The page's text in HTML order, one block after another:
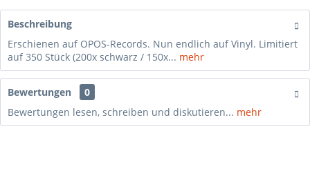
Beschreibung
Erschienen auf OPOS-Records. Nun endlich auf Vinyl. Limitiert
auf 350 Stück (200x schwarz / 150x... mehr
Bewertungen
0
Bewertungen lesen, schreiben und diskutieren... mehr